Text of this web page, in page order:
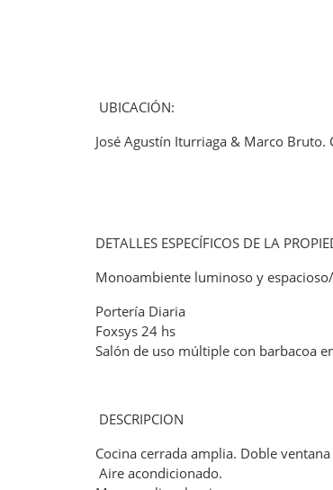
UBICACIÓN:
José Agustín Iturriaga & Marco Bruto.
DETALLES ESPECÍFICOS DE LA
Monoambiente luminoso y
Portería Diaria
Foxsys 24 hs
Salón de uso múltiple con barbacoa
DESCRIPCION
Cocina cerrada amplia. Doble
Aire acondicionado.